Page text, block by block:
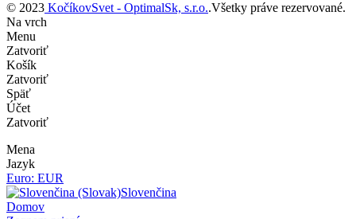
© 2023 KočíkovSvet - OptimalSk, s.r.o..Všetky práve rezervované.
Na vrch
Menu
Zatvoriť
Košík
Zatvoriť
Späť
Účet
Zatvoriť
Mena
Jazyk
Euro: EUR
Slovenčina
Domov